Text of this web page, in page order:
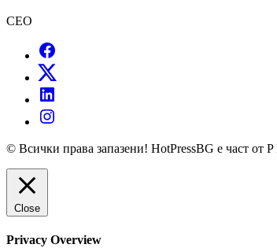
CEO
© Всички права запазени! HotPressBG е част от
Close
Privacy Overview